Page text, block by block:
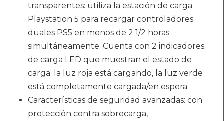
transparentes: utiliza la estación de carga
Playstation 5 para recargar controladores
duales PS5 en menos de 2 1/2 horas
simultáneamente. Cuenta con 2 indicadores
de carga LED que muestran el estado de
carga: la luz roja está cargando, la luz verde
está completamente cargada/en espera.
Características de seguridad avanzadas: con
protección contra sobrecarga,